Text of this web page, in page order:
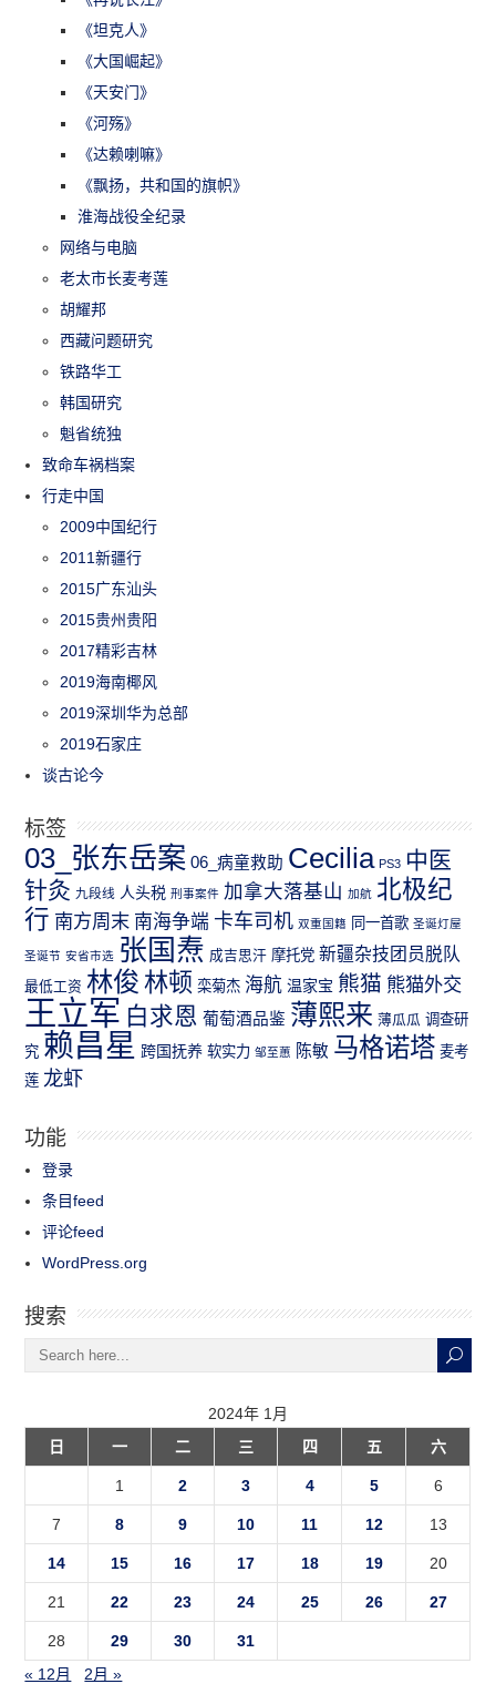
《坦克人》
《大国崛起》
《天安门》
《河殇》
《达赖喇嘛》
《飘扬，共和国的旗帜》
淮海战役全纪录
网络与电脑
老太市长麦考莲
胡耀邦
西藏问题研究
铁路华工
韩国研究
魁省统独
致命车祸档案
行走中国
2009中国纪行
2011新疆行
2015广东汕头
2015贵州贵阳
2017精彩吉林
2019海南椰风
2019深圳华为总部
2019石家庄
谈古论今
标签
03_张东岳案 06_病童救助 Cecilia PS3 中医
针灸 九段线 人头税 刑事案件 加拿大落基山 加航 北极纪
行 南方周末 南海争端 卡车司机 双重国籍 同一首歌 圣诞灯屋
圣诞节 安省市选 张国焘 成吉思汗 摩托党 新疆杂技团员脱队
最低工资 林俊 林顿 栾菊杰 海航 温家宝 熊猫 熊猫外交
王立军 白求恩 葡萄酒品鉴 薄熙来 薄瓜瓜 调查研
究 赖昌星 跨国抚养 软实力 邹至蕙 陈敏 马格诺塔 麦考
莲 龙虾
功能
登录
条目feed
评论feed
WordPress.org
搜索
2024年 1月
日
一 二 三 四 五 六
1 2 3 4 5 6
7 8 9 10 11 12 13
14 15 16 17 18 19 20
21 22 23 24 25 26 27
28 29 30
31
« 12月
2月 »